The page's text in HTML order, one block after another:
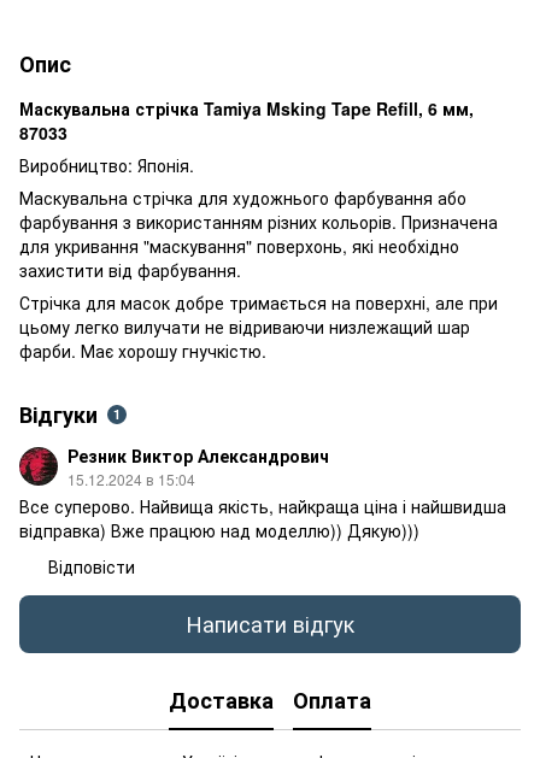
Опис
Маскувальна стрічка Tamiya Msking Tape Refill, 6 мм,
87033
Виробництво: Японія.
Маскувальна стрічка для художнього фарбування або
фарбування з використанням різних кольорів. Призначена
для укривання "маскування" поверхонь, які необхідно
захистити від фарбування.
Стрічка для масок добре тримається на поверхні, але при
цьому легко вилучати не відриваючи низлежащий шар
фарби. Має хорошу гнучкістю.
Відгуки 1
Резник Виктор Александрович
15.12.2024 в 15:04
Все суперово. Найвища якість, найкраща ціна і найшвидша
відправка) Вже працюю над моделлю)) Дякую)))
Відповісти
Написати відгук
Доставка Оплата